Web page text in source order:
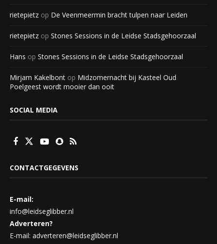
rietepietz op De Veenmeermin bracht tulpen naar Leiden
rietepietz op Stones Sessions in de Leidse Stadsgehoorzaal
Hans op Stones Sessions in de Leidse Stadsgehoorzaal
Mirjam Kakelbont op Midzomernacht bij Kasteel Oud
Poelgeest wordt mooier dan ooit
SOCIAL MEDIA
CONTACTGEGEVENS
E-mail:
info@leidseglibber.nl
Adverteren?
E-mail: adverteren@leidseglibber.nl